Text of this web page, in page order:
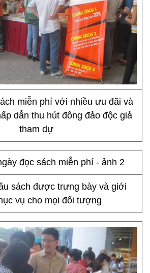
miễn phí với nhiều ưu đãi và
dẫn thu hút đông đảo độc giả
tham dự
sách được trưng bày và giới
vụ cho mọi đối tượng